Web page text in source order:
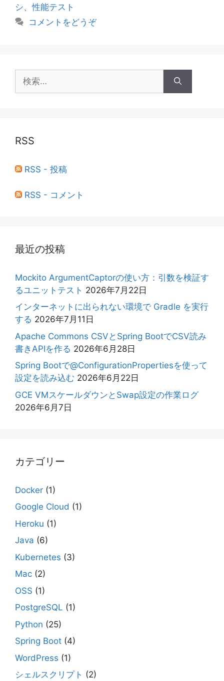
リ
ー
グ
シ、性能テスト
コメントをどうぞ
索:
RSS
RSS - 投稿
RSS - コメント
最近の投稿
Mockito ArgumentCaptorの使い方：引数を検証す
るユニットテスト 2026年7月22日
インターネットに出られない環境で Gradle を実行
する 2026年7月11日
Apache Commons CSVとSpring BootでCSV読み
書きAPIを作る 2026年6月28日
Spring Bootで@ConfigurationPropertiesを使って
設定を読み込む 2026年6月22日
GCE VMスケールダウンとSwap設定の作業ログ
2026年6月7日
カテゴリー
Docker (1)
Google Cloud (1)
Heroku (1)
Java (6)
Kubernetes (3)
Mac (2)
OSS (1)
PostgreSQL (1)
Python (25)
Spring Boot (4)
WordPress (1)
シェルスクリプト (2)